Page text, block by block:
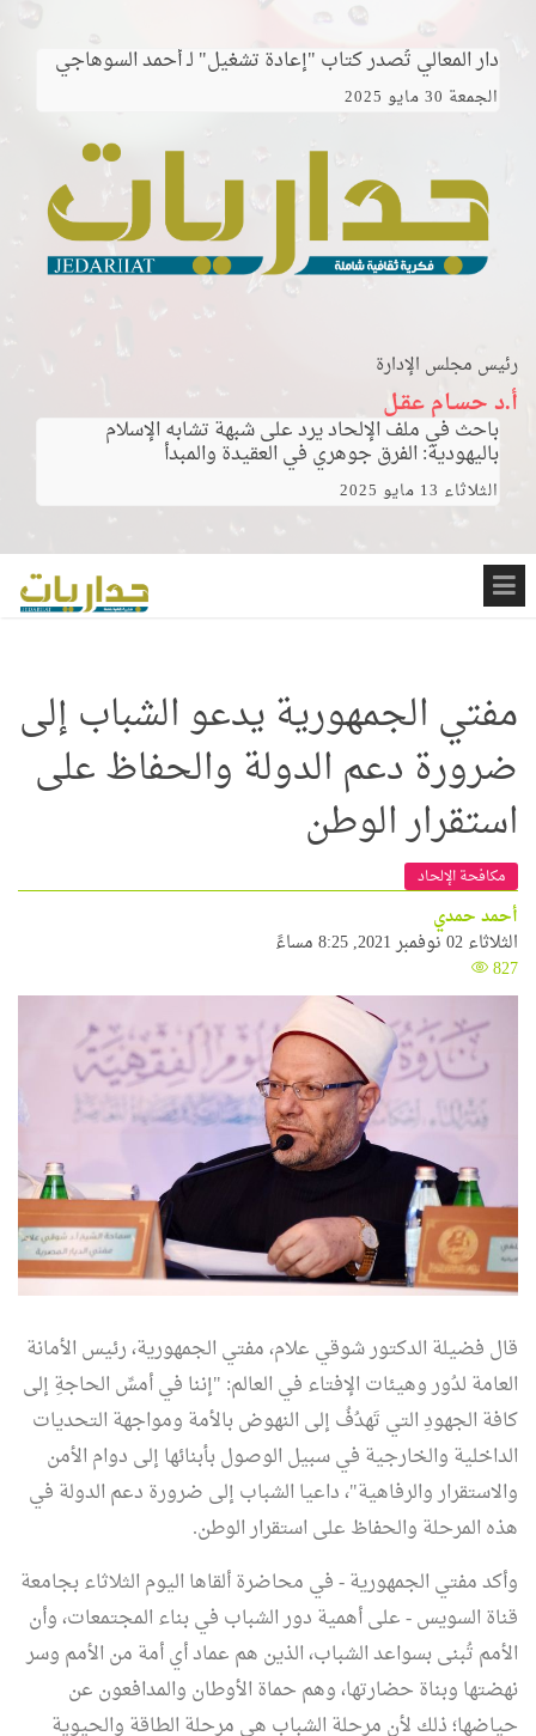
دار المعالي تُصدر كتاب "إعادة تشغيل" لـ أحمد السوهاجي
الجمعة 30 مايو 2025
رئيس مجلس الإدارة
أ.د حسـام عقـل
باحث في ملف الإلحاد يرد على شبهة تشابه الإسلام
باليهودية: الفرق جوهري في العقيدة والمبدأ
الثلاثاء 13 مايو 2025
مفتي الجمهورية يدعو الشباب إلى
ضرورة دعم الدولة والحفاظ على
استقرار الوطن
مكافحة الإلحاد
أحمد حمدي
الثلاثاء 02 نوفمبر 2021, 8:25 مساءً
827
قال فضيلة الدكتور شوقي علام، مفتي الجمهورية، رئيس الأمانة
العامة لدُور وهيئات الإفتاء في العالم: "إننا في أمسِّ الحاجةِ إلى
كافة الجهودِ التي تَهدُفُ إلى النهوض بالأمة ومواجهة التحديات
الداخلية والخارجية في سبيل الوصول بأبنائها إلى دوام الأمن
والاستقرار والرفاهية"، داعيا الشباب إلى ضرورة دعم الدولة في
هذه المرحلة والحفاظ على استقرار الوطن.
وأكد مفتي الجمهورية - في محاضرة ألقاها اليوم الثلاثاء بجامعة
قناة السويس - على أهمية دور الشباب في بناء المجتمعات، وأن
الأمم تُبنى بسواعد الشباب، الذين هم عماد أي أمة من الأمم وسر
نهضتها وبناة حضارتها، وهم حماة الأوطان والمدافعون عن
حياضها؛ ذلك لأن مرحلة الشباب هي مرحلة الطاقة والحيوية